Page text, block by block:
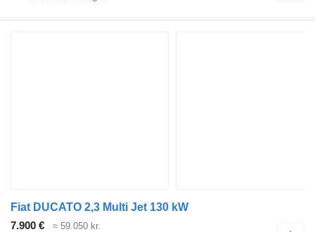
Fiat DUCATO 2,3 Multi Jet 130 kW
7.900 €
≈ 59.050 kr.